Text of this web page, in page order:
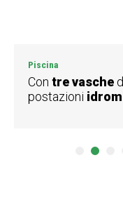
Piscina
Con tre vasche
postazioni
4